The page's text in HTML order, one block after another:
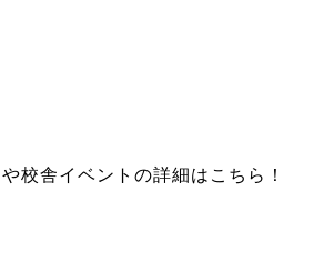
校舎イベントの詳細はこちら！